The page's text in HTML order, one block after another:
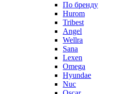
По бренду
Hurom
Tribest
Angel
Wellra
Sana
Lexen
Omega
Hyundae
Nuc